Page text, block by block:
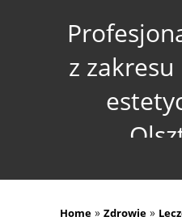
z
Home » Zdrowie »